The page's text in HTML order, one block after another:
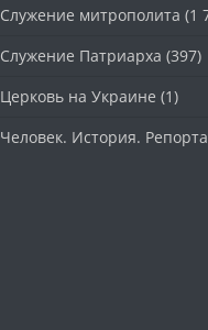
Служение митрополита (1
Служение Патриарха (397)
Церковь на Украине (1)
Человек. История.